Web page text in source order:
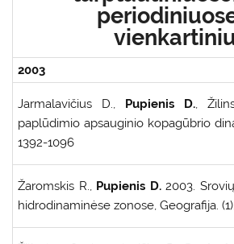
2003
Jarmalavičius D., Pupienis D.,
paplūdimio apsauginio kopagūbrio
1392-1096
Žaromskis R., Pupienis D.2003.
hidrodinaminėse zonose, Geografija. (1).